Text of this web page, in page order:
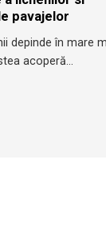
pavajelor
depinde în mare
acoperă...